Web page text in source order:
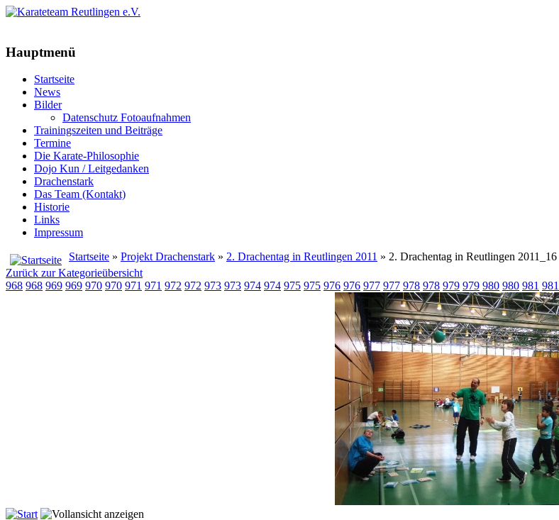
Hauptmenü
Startseite
News
Bilder
Datenschutz Fotoaufnahmen
Trainingszeiten und Beiträge
Termine
Die Karate-Philosophie
Dojo Kun / Leitgedanken
Drachenstark
Das Team (Kontakt)
Historie
Links
Impressum
Startseite » Projekt Drachenstark » 2. Drachentag in Reutlingen 2011 » 2. Drachentag in Reutlingen 2011_16
Zurück zur Kategorieübersicht
968 968 969 969 970 970 971 971 972 972 973 973 974 974 975 975 976 976 977 977 978 978 979 979 980 980 981 981